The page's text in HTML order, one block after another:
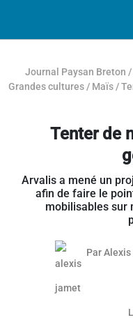
Journal Paysan Breton /
Grandes cultures / Maïs /
Tenter de
Arvalis a mené un
afin de faire le
mobilisables sur
Article réservé aux
Par